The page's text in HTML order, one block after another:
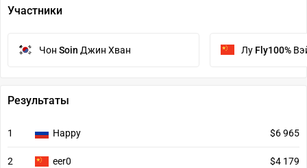
Участники
Чон Soin Джин Хван Лу Fly100%
Результаты
1 Happy $6 965
2 eer0 $4 179